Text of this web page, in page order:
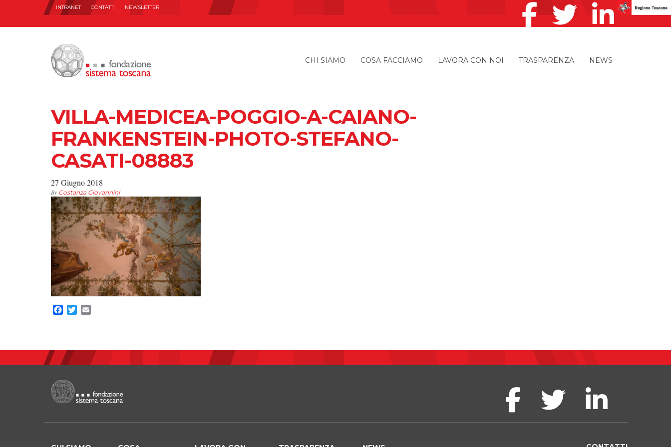
INTRANET CONTATTI NEWSLETTER
CHI SIAMO COSA FACCIAMO LAVORA CON NOI TRASPARENZA NEWS
VILLA-MEDICEA-POGGIO-A-CAIANO-
FRANKENSTEIN-PHOTO-STEFANO-
CASATI-08883
27 Giugno 2018
By Costanza Giovannini
Facebook
Twitter